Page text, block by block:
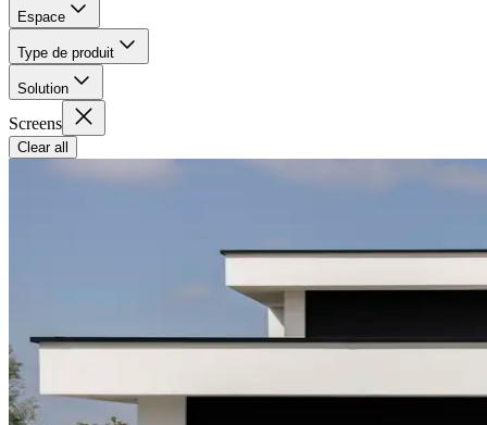
Espace
Type de produit
Solution
Screens
Clear all